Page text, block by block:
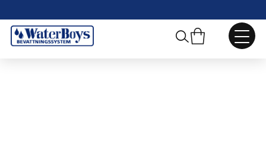
Webbshop / Pumpar, Ventiler och Tillbehör Kulventiler, Skjutventiler